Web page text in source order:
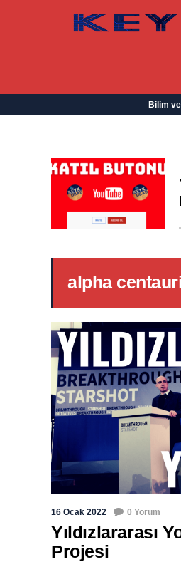
Bilim
alpha
16 Ocak 2022 0 Yorum
Yıldızlararası
Projesi